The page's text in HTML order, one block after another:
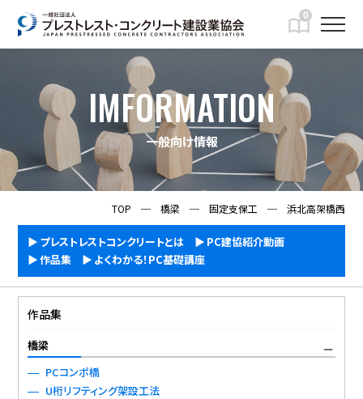
0
IMFORMATION
一般向け情報
TOP ─ 橋梁 ─ 固定支保工 ─ 浜北高架橋西
プレストレストコンクリートとは
PC建協紹介動画
作品集
よくわかる！PC基礎講座
作品集
橋梁
PCコンポ橋
U桁リフティング架設工法